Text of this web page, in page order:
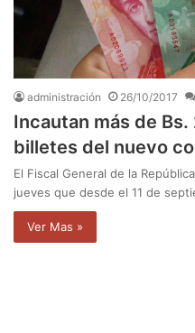
administración 26/10/2017
Incautan más de
billetes del nuevo
El Fiscal General de la
jueves que desde el 11 de
Ver Mas »